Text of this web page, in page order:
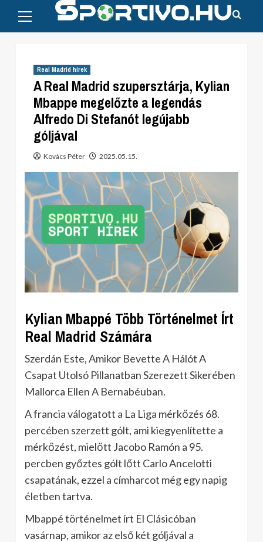
content
Menu
Real Madrid hírek
A Real Madrid szupersztárja, Kylian
Mbappe megelőzte a legendás
Alfredo Di Stefanót legújabb
góljával
Kovács Péter 2025.05.15.
Kylian Mbappé Több Történelmet Írt
Real Madrid Számára
Szerdán Este, Amikor Bevette A Hálót A
Csapat Utolsó Pillanatban Szerezett Sikerében
Mallorca Ellen A Bernabéuban.
A francia válogatott a La Liga mérkőzés 68.
percében szerzett gólt, ami kiegyenlítette a
mérkőzést, mielőtt Jacobo Ramón a 95.
percben győztes gólt lőtt Carlo Ancelotti
csapatának, ezzel a címharcot még egy napig
életben tartva.
Mbappé történelmet írt El Clásicóban
vasárnap, amikor az első két góljával a